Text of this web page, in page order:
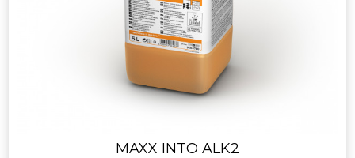
MAXX INTO ALK2